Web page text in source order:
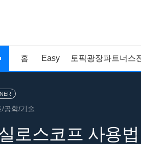
홈 Easy 토픽광장파트너스
/공학/기술
로스코프 사용법